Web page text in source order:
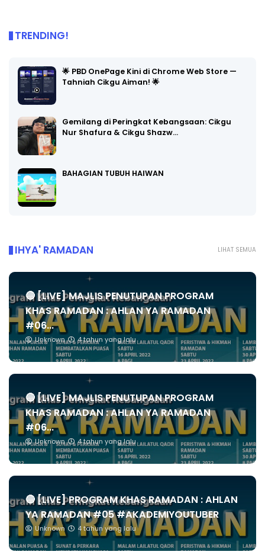
TRENDING!
🌟 PBD OnePage Kini di Chrome Web Store —
Tahniah Cikgu Aiman! 🌟
Gemilang di Peringkat Kebangsaan: Cikgu
Nur Shafura & Cikgu Shazw…
BAHAGIAN TUBUH HAIWAN
LIHAT SEMUA
IHYA' RAMADAN
🔴 [LIVE] MAJLIS PENUTUPAN PROGRAM
KHAS RAMADAN : AHLAN YA RAMADAN
#06...
Unknown 4 tahun yang lalu
🔴 [LIVE] MAJLIS PENUTUPAN PROGRAM
KHAS RAMADAN : AHLAN YA RAMADAN
#06...
Unknown 4 tahun yang lalu
🔴 [LIVE] PROGRAM KHAS RAMADAN : AHLAN
YA RAMADAN #05 #AKADEMIYOUTUBER
Unknown 4 tahun yang lalu